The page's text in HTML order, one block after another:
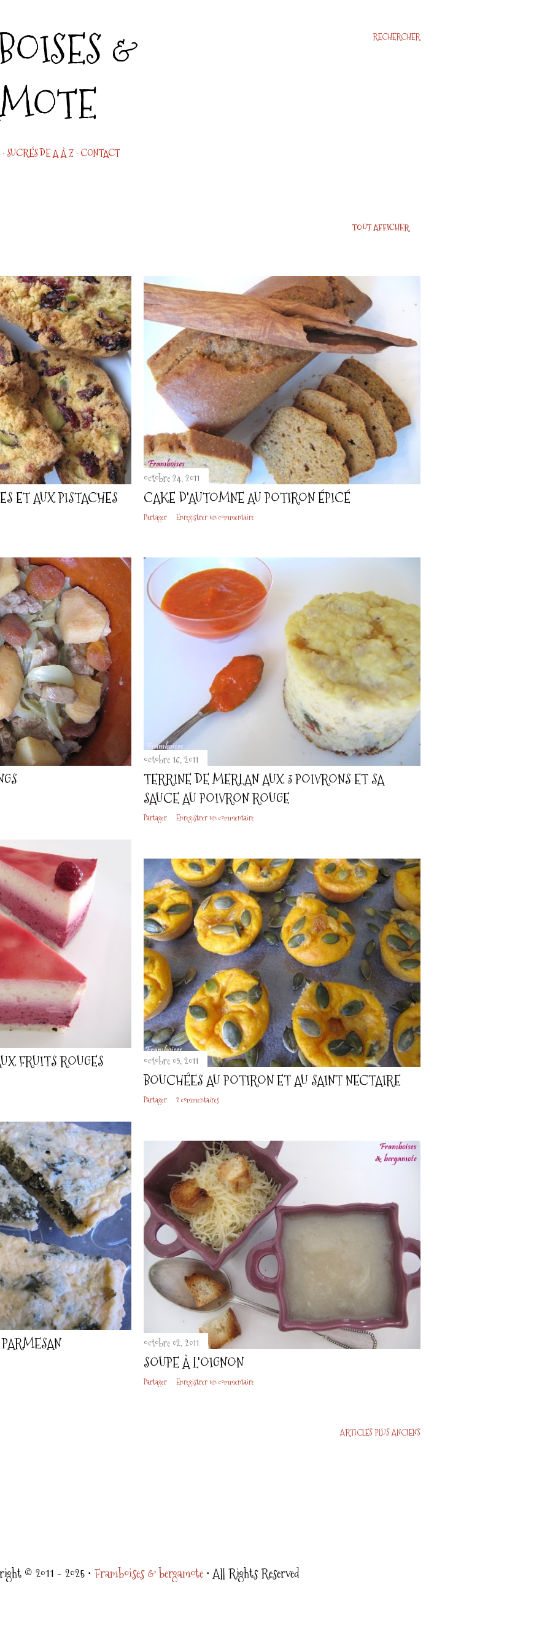
RECHERCHER
&
SUCRÉS DE A À Z CONTACT
TOUT AFFICHER
ET AUX PISTACHES
octobre 24, 2011
CAKE D'AUTOMNE AU POTIRON ÉPICÉ
Partager Enregistrer un commentaire
octobre 16, 2011
TERRINE DE MERLAN AUX 3 POIVRONS ET SA
SAUCE AU POIVRON ROUGE
Partager Enregistrer un commentaire
FRUITS ROUGES octobre 09, 2011
BOUCHÉES AU POTIRON ET AU SAINT NECTAIRE
Partager 2 commentaires
octobre 02, 2011
SOUPE À L'OIGNON
Partager Enregistrer un commentaire
ARTICLES PLUS ANCIENS
© 2011 - 2025 • Framboises & bergamote • All Rights Reserved